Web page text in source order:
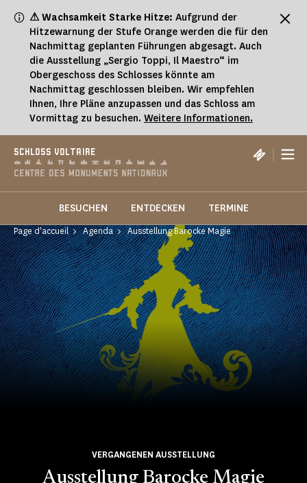
⚠ Wachsamkeit Starke Hitze: Aufgrund der
Hitzewarnung der Stufe Orange werden die für den
Nachmittag geplanten Führungen abgesagt. Auch
die Ausstellung „Sergio Toppi, Il Maestro“ im
Obergeschoss des Schlosses könnte am
Nachmittag geschlossen bleiben. Wir empfehlen
Ihnen, Ihre Pläne anzupassen und das Schloss am
Vormittag zu besuchen. Weitere Informationen.
SCHLOSS VOLTAIRE |
BESUCHEN ENTDECKEN TERMINE
Page d'accueil Agenda Ausstellung Barocke Magie
Ausstellung Barocke Magie
VERGANGENEN AUSSTELLUNG